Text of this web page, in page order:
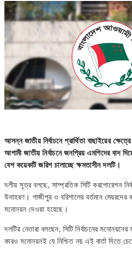
আসন্ন জাতীয় নির্বাচনে প্রার্থিতা বাছাইয়ের
আগামী জাতীয় নির্বাচনে জনপ্রিয় এমপিদের বাদ
বেশ কয়েকটি জরিপ চালাচ্ছে ক্ষমতাসীন দলটি।
দলীয় সূত্র বলছে, সাম্প্রতিক সিটি করপোরেশন
উদাহরণ। গাজীপুর ও বরিশালের বর্তমান মেয়রদের
মনোনয়ন দেওয়া হয়েছে।
দলটির নেতারা বলছেন, সিটি নির্বাচনের
কারও মনোনয়নই যে নিশ্চিত নয় এই বার্তা দিতে